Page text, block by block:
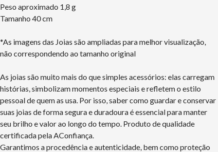
Peso aproximado 1,8 g
Tamanho 40 cm
*As imagens das Joias são ampliadas para melhor visualização,
não correspondendo ao tamanho original
As joias são muito mais do que simples acessórios: elas carregam
histórias, simbolizam momentos especiais e refletem o estilo
pessoal de quem as usa. Por isso, saber como guardar e conservar
suas joias de forma segura e duradoura é essencial para manter
seu brilho e valor ao longo do tempo. Produto de qualidade
certificada pela AConfiança.
Garantimos a procedência e autenticidade, bem como proteção